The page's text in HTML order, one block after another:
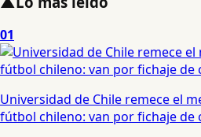
01
Universidad de Chile remece el
fútbol chileno: van por fichaje de